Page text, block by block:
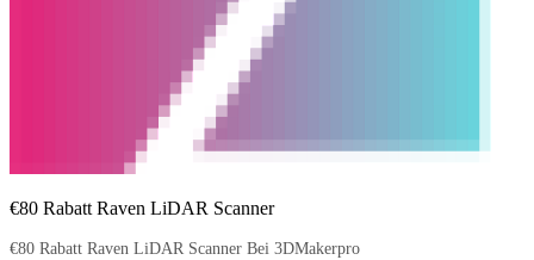
€80 Rabatt Raven LiDAR Scanner
€80 Rabatt Raven LiDAR Scanner Bei 3DMakerpro